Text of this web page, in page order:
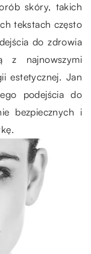
skóry, takich
tekstach często
do zdrowia
z najnowszymi
estetycznej. Jan
podejścia do
bezpiecznych i